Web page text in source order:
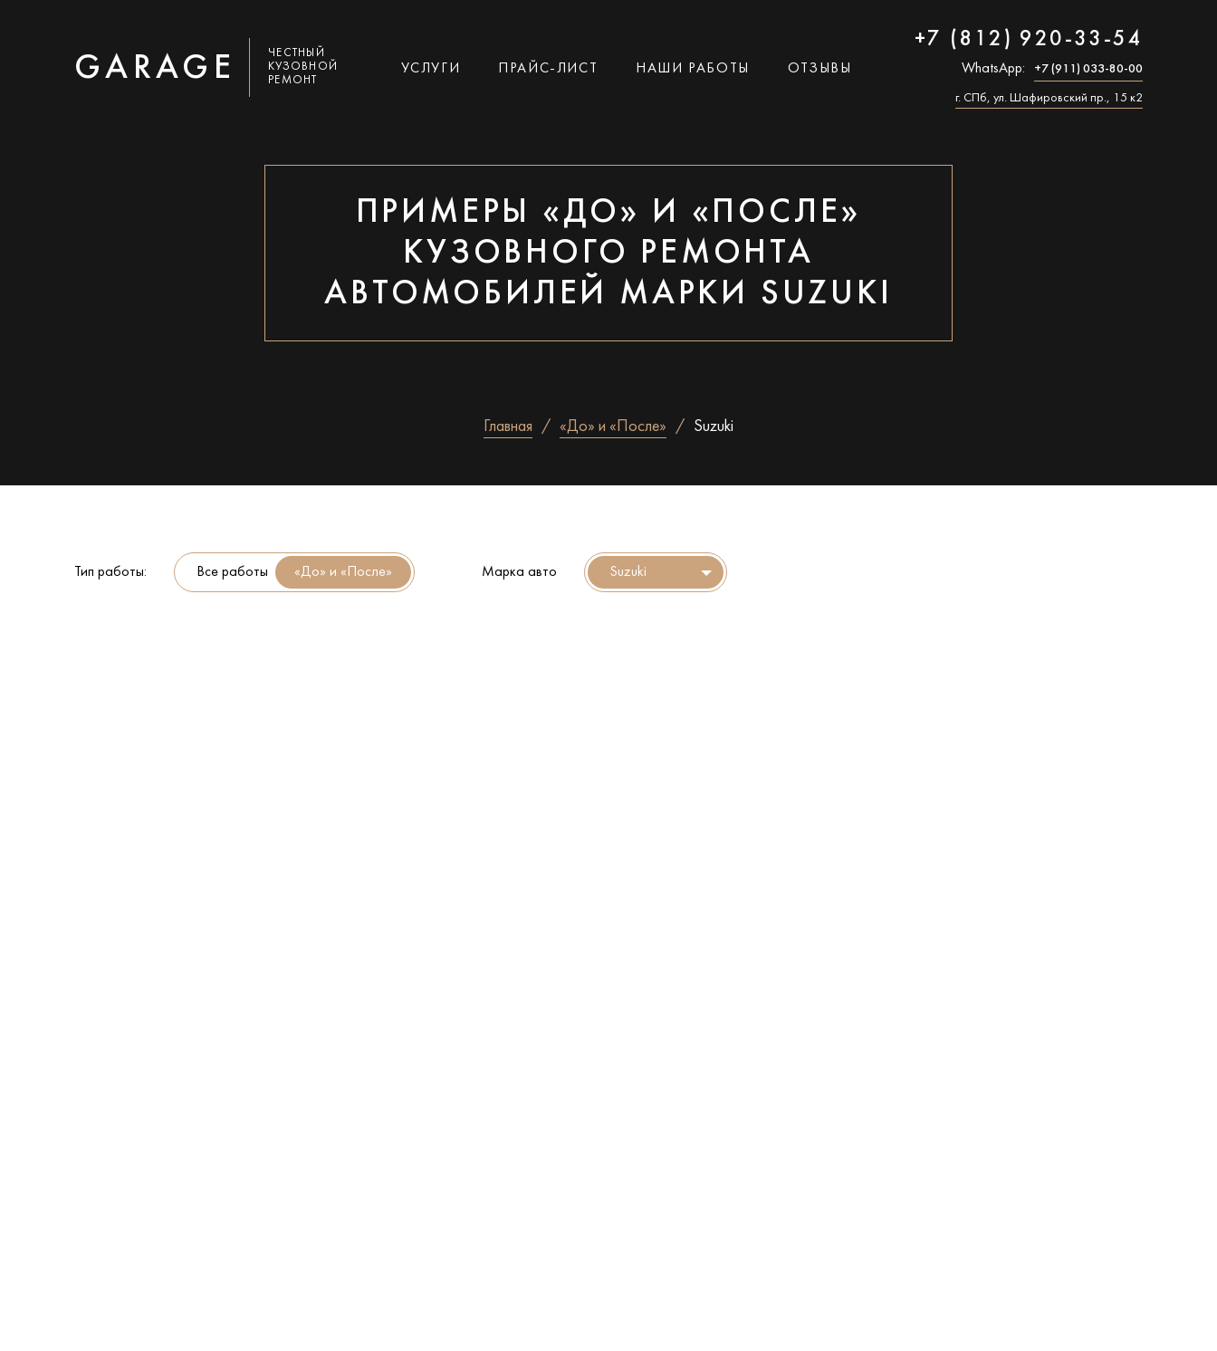
GARAGE
ЧЕСТНЫЙ
КУЗОВНОЙ
РЕМОНТ
УСЛУГИ ПРАЙС-ЛИСТ НАШИ РАБОТЫ ОТЗЫВЫ
+7 (812) 920-33-54
WhatsApp: +7 (911) 033-80-00
г. СПб, ул. Шафировский пр., 15 к2
ПРИМЕРЫ «ДО» И «ПОСЛЕ»
КУЗОВНОГО РЕМОНТА
АВТОМОБИЛЕЙ МАРКИ SUZUKI
Главная «До» и «После» Suzuki
Тип работы: Все работы Марка авто Suzuki